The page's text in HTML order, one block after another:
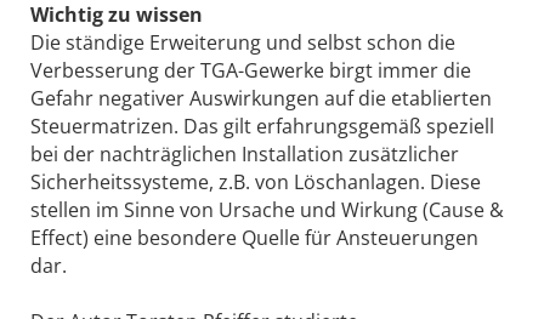
Wichtig zu wissen
Die ständige Erweiterung und selbst schon die
Verbesserung der TGA-Gewerke birgt immer die
Gefahr negativer Auswirkungen auf die etablierten
Steuermatrizen. Das gilt erfahrungsgemäß speziell
bei der nachträglichen Installation zusätzlicher
Sicherheitssysteme, z.B. von Löschanlagen. Diese
stellen im Sinne von Ursache und Wirkung (Cause &
Effect) eine besondere Quelle für Ansteuerungen
dar.